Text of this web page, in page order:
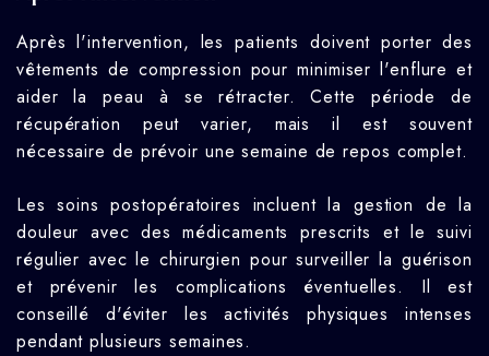
Après l'intervention, les patients doivent porter des
vêtements de compression pour minimiser l'enflure et
aider la peau à se rétracter. Cette période de
récupération peut varier, mais il est souvent
nécessaire de prévoir une semaine de repos complet.
Les soins postopératoires incluent la gestion de la
douleur avec des médicaments prescrits et le suivi
régulier avec le chirurgien pour surveiller la guérison
et prévenir les complications éventuelles. Il est
conseillé d'éviter les activités physiques intenses
pendant plusieurs semaines.